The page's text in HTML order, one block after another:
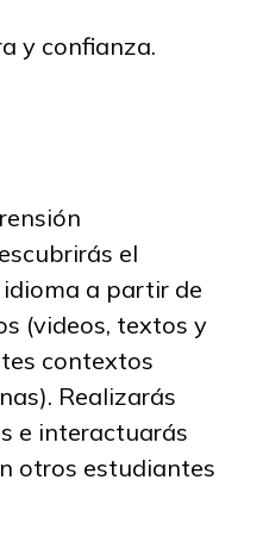
y confianza.
el
a partir de
(videos, textos y
contextos
Realizarás
e interactuarás
otros estudiantes